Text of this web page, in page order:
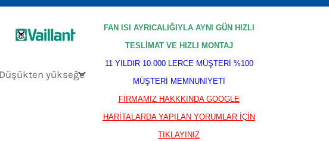
FAN ISI AYRICALIĞIYLA AYNI GÜN HIZLI
TESLİMAT VE HIZLI MONTAJ
11 YILDIR 10.000 LERCE MÜŞTERİ %100
MÜŞTERİ MEMNUNİYETİ
FİRMAMIZ HAKKKINDA GOOGLE
HARİTALARDA YAPILAN YORUMLAR İÇİN
TIKLAYINIZ